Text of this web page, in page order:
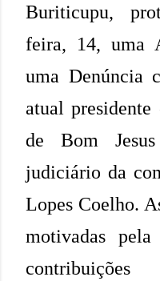
Buriticupu,
feira, 14, uma
uma Denúncia
atual
de Bom
judiciário da
Lopes Coelho.
motivadas
contribuições